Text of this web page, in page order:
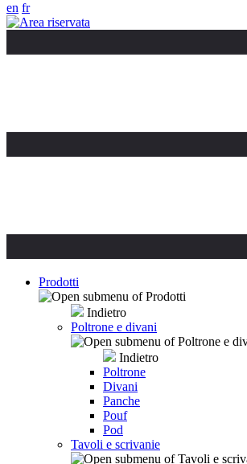
en fr
Prodotti
Indietro
Poltrone e divani
Indietro
Poltrone
Divani
Panche
Pouf
Pod
Tavoli e scrivanie